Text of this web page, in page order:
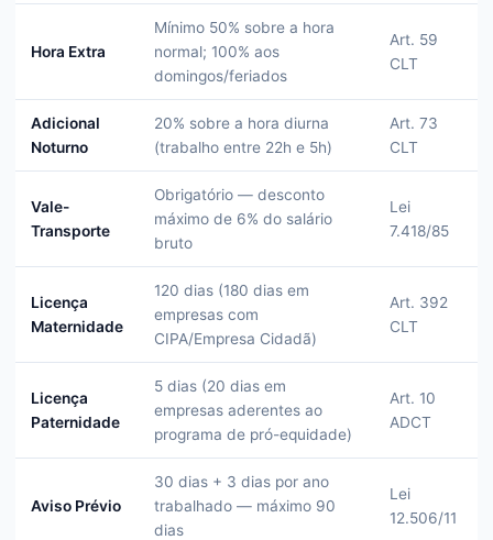
Hora Extra
Mínimo 50% sobre a hora
normal; 100% aos
domingos/feriados
Art. 59
CLT
Adicional
Noturno
20% sobre a hora diurna
(trabalho entre 22h e 5h)
Art. 73
CLT
Vale-
Transporte
Obrigatório — desconto
máximo de 6% do salário
bruto
Lei
7.418/85
Licença
Maternidade
120 dias (180 dias em
empresas com
CIPA/Empresa Cidadã)
Art. 392
CLT
Licença
Paternidade
5 dias (20 dias em
empresas aderentes ao
programa de pró-equidade)
Art. 10
ADCT
Aviso Prévio
30 dias + 3 dias por ano
trabalhado — máximo 90
dias
Lei
12.506/11